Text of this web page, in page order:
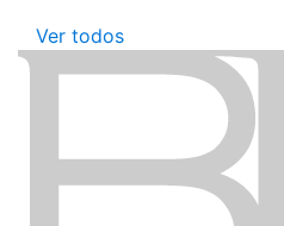
Ver todos